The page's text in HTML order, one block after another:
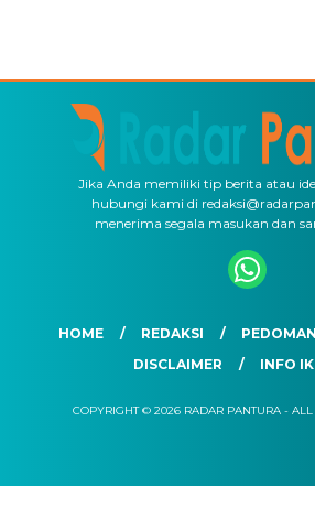
Jika Anda memiliki tip berita atau
hubungi kami di
menerima segala masukan dan
HOME REDAKSI
DISCLAIMER
INFO
COPYRIGHT © 2026 RADAR PANTURA - ALL